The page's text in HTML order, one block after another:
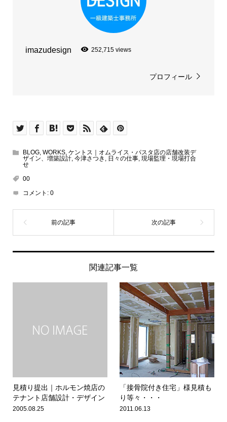
imazudesign 252,715 views
プロフィール
BLOG, WORKS, ケントス｜オムライス・パスタ店の店舗改装デ
ザイン、増築設計, 今津さつき , 日々の仕事, 現場監理・現場打合
せ
00
コメント: 0
関連記事一覧
見積り提出｜ホルモン焼店の
テナント店舗設計・デザイン
2005.08.25
「接骨院付き住宅」様見積も
り等々・・・
2011.06.13